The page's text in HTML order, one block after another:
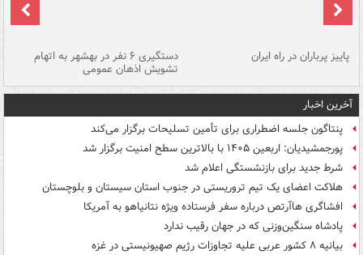
پاییز پرباران در راه ایران دستگیری ۶ نفر در بهشهر به اتهام
تشویش اذهان عمومی
آخرین اخبار
پنتاگون جلسه اضطراری برای تأمین تسلیحات برگزار می‌کند
پورجمشیدیان: اربعین ۱۴۰۵ با بالاترین سطح امنیت برگزار شد
شرط جدید برای بازنشستگی اعلام شد
هلاکت اعضای یک تیم تروریستی در جنوب استان سیستان و بلوچستان
افشاگری هاآرتص درباره سفر فرستاده ویژه نتانیاهو به آمریکا
پادشاه سنگین‌وزنی که در جهان رقیب ندارد
بیانیه ۸ کشور عربی علیه تجاوزات رژیم صهیونیستی در غزه